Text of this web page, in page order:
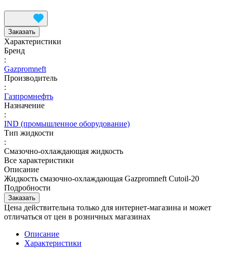
Заказать
Характеристики
Бренд
:
Gazpromneft
Производитель
:
Газпромнефть
Назначение
:
IND (промышленное оборудование)
Тип жидкости
:
Смазочно-охлаждающая жидкость
Все характеристики
Описание
Жидкость смазочно-охлаждающая Gazpromneft Cutoil-20
Подробности
Заказать
Цена действительна только для интернет-магазина и может
отличаться от цен в розничных магазинах
Описание
Характеристики